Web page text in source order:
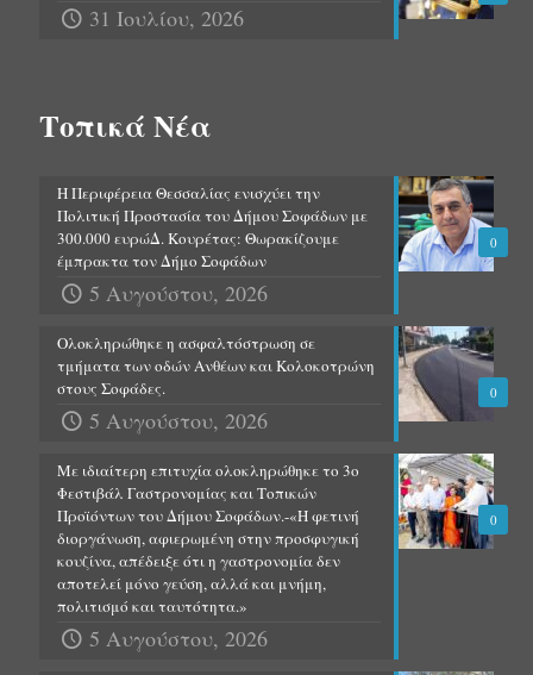
31 Ιουλίου, 2026
Τοπικά Νέα
0
Η Περιφέρεια Θεσσαλίας ενισχύει την
Πολιτική Προστασία του Δήμου Σοφάδων με
300.000 ευρώΔ. Κουρέτας: Θωρακίζουμε
έμπρακτα τον Δήμο Σοφάδων
5 Αυγούστου, 2026
0
Ολοκληρώθηκε η ασφαλτόστρωση σε
τμήματα των οδών Ανθέων και Κολοκοτρώνη
στους Σοφάδες.
5 Αυγούστου, 2026
0
Με ιδιαίτερη επιτυχία ολοκληρώθηκε το 3ο
Φεστιβάλ Γαστρονομίας και Τοπικών
Προϊόντων του Δήμου Σοφάδων.-«Η φετινή
διοργάνωση, αφιερωμένη στην προσφυγική
κουζίνα, απέδειξε ότι η γαστρονομία δεν
αποτελεί μόνο γεύση, αλλά και μνήμη,
πολιτισμό και ταυτότητα.»
5 Αυγούστου, 2026